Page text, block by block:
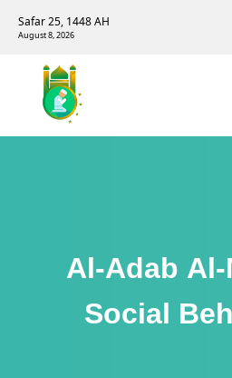
Safar 25, 1448 AH
August 8, 2026
Al-Adab
Social